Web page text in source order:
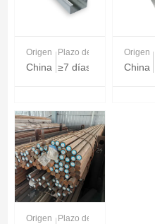
Origen
China
Plazo de entrega
≥7 días
Origen
China
Origen Plazo de entrega